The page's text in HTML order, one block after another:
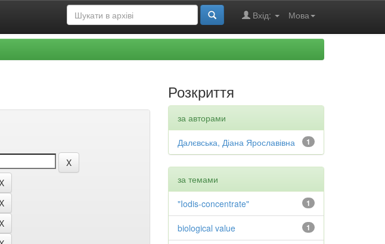
Мова
Вхід:
Розкриття
за авторами
1
Далєвська, Діана Ярославівна
за темами
1
"Iodis-concentrate"
1
biological value